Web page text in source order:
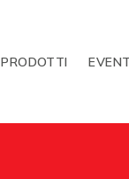
PRODOTTI